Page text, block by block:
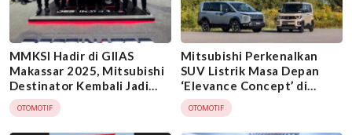
MMKSI Hadir di GIIAS
Makassar 2025, Mitsubishi
Destinator Kembali Jadi
Sorotan
OTOMOTIF
Mitsubishi Perkenalkan
SUV Listrik Masa Depan
‘Elevance Concept’ di
Japan Mobility Show 2025
OTOMOTIF